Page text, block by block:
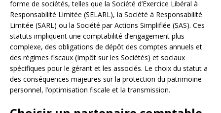
forme de sociétés, telles que la Société d’Exercice Libéral à
Responsabilité Limitée (SELARL), la Société à Responsabilité
Limitée (SARL) ou la Société par Actions Simplifiée (SAS). Ces
statuts impliquent une comptabilité d’engagement plus
complexe, des obligations de dépôt des comptes annuels et
des régimes fiscaux (Impôt sur les Sociétés) et sociaux
spécifiques pour le gérant et les associés. Le choix du statut a
des conséquences majeures sur la protection du patrimoine
personnel, l’optimisation fiscale et la transmission.